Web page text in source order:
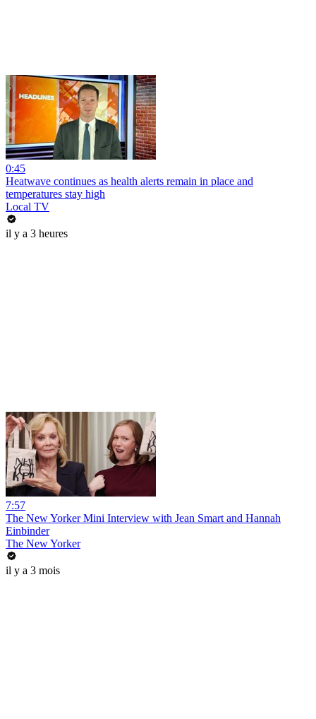
0:45
Heatwave continues as health alerts remain in place and
temperatures stay high
Local TV
il y a 3 heures
7:57
The New Yorker Mini Interview with Jean Smart and Hannah
Einbinder
The New Yorker
il y a 3 mois